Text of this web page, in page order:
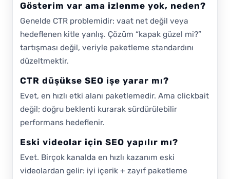
Gösterim var ama izlenme yok, neden?
Genelde CTR problemidir: vaat net değil veya
hedeflenen kitle yanlış. Çözüm “kapak güzel mi?”
tartışması değil, veriyle paketleme standardını
düzeltmektir.
CTR düşükse SEO işe yarar mı?
Evet, en hızlı etki alanı paketlemedir. Ama clickbait
değil; doğru beklenti kurarak sürdürülebilir
performans hedeflenir.
Eski videolar için SEO yapılır mı?
Evet. Birçok kanalda en hızlı kazanım eski
videolardan gelir: iyi içerik + zayıf paketleme